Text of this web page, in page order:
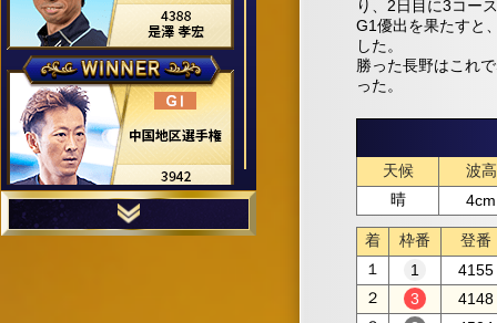
り、2日目に3コー
G1優出を果たすと
した。
勝った長野はこれ
った。
天候
波高
晴
4cm
着 枠番
登番
１
4155
２
4148